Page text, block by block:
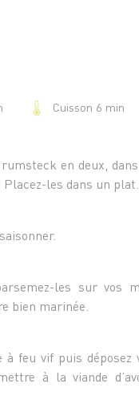
Cuisson 6 min
en deux,
les dans un plat.
les sur vos
bien marinée.
feu vif puis déposez
à la viande